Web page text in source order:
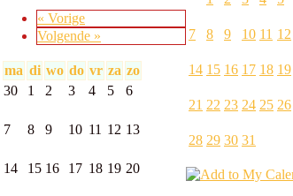
« Vorige
Volgende »
ma di wo do vr za zo
30
1 2 3 4 5 6
7 8 9 10 11 12 13
14 15 16 17 18 19 20
7 8 9 10 11 12
14 15 16 17 18 19
21 22 23 24 25 26
28 29 30 31